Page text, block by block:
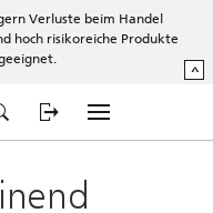
Verluste beim Handel
hoch risikoreiche Produkte
^